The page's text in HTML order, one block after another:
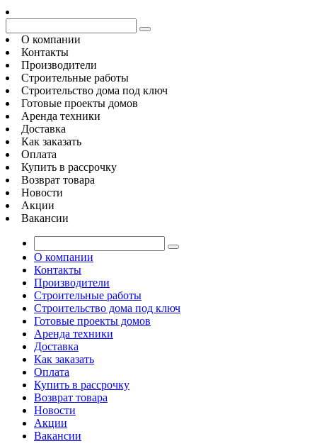
О компании
Контакты
Производители
Строительные работы
Строительство дома под ключ
Готовые проекты домов
Аренда техники
Доставка
Как заказать
Оплата
Купить в рассрочку
Возврат товара
Новости
Акции
Вакансии
О компании
Контакты
Производители
Строительные работы
Строительство дома под ключ
Готовые проекты домов
Аренда техники
Доставка
Как заказать
Оплата
Купить в рассрочку
Возврат товара
Новости
Акции
Вакансии